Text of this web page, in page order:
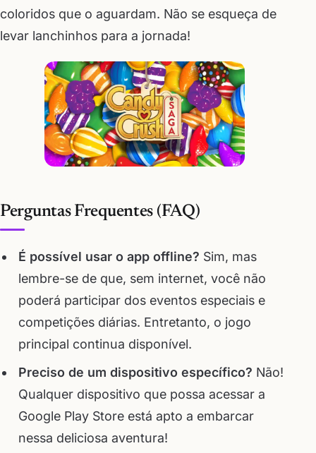
coloridos que o aguardam. Não se esqueça de
levar lanchinhos para a jornada!
Perguntas Frequentes (FAQ)
É possível usar o app offline? Sim, mas
lembre-se de que, sem internet, você não
poderá participar dos eventos especiais e
competições diárias. Entretanto, o jogo
principal continua disponível.
Preciso de um dispositivo específico? Não!
Qualquer dispositivo que possa acessar a
Google Play Store está apto a embarcar
nessa deliciosa aventura!